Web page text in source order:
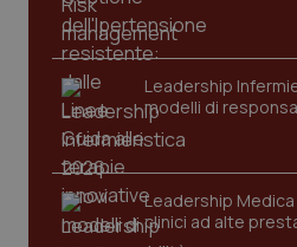
Leadership
modelli di
Leadership
clinici ad alte